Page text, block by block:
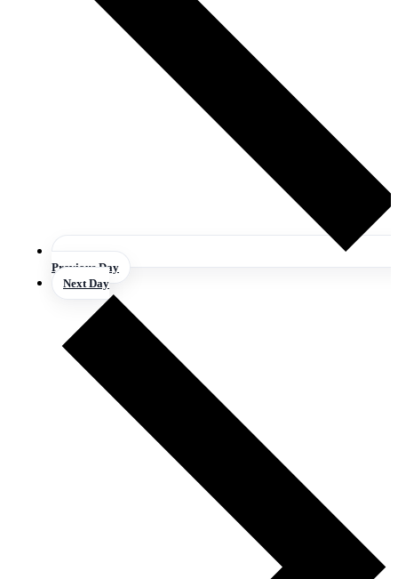
Previous Day
Next Day